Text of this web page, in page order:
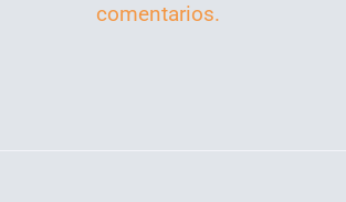
comentarios.